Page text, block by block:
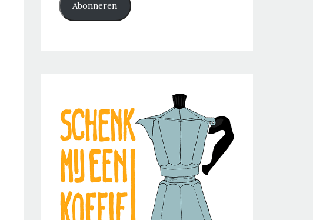
Abonneren